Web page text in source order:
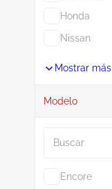
Honda
Nissan
Mostrar más
Modelo
Encore